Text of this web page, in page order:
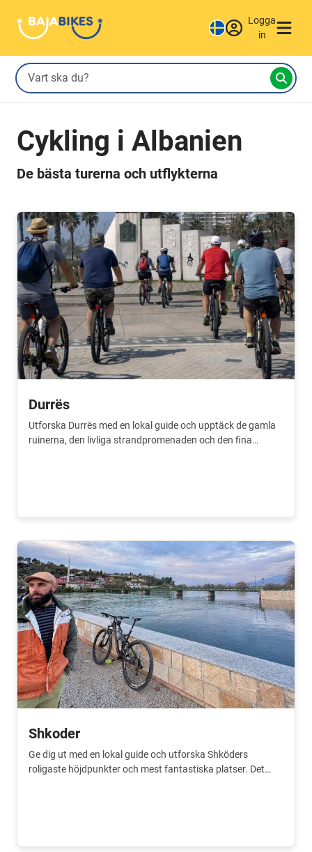
Logga
in
Cykling i Albanien
De bästa turerna och utflykterna
Durrës
Utforska Durrës med en lokal guide och upptäck de gamla
ruinerna, den livliga strandpromenaden och den fina
Shkoder
Ge dig ut med en lokal guide och utforska Shköders
roligaste höjdpunkter och mest fantastiska platser. Det